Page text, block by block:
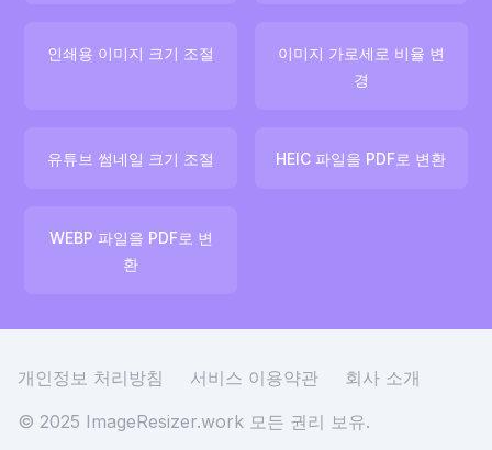
인쇄용 이미지 크기 조절
이미지 가로세로 비율 변
경
유튜브 썸네일 크기 조절 HEIC 파일을 PDF로 변환
WEBP 파일을 PDF로 변
환
개인정보 처리방침 서비스 이용약관
회사 소개
© 2025 ImageResizer.work 모든 권리 보유.